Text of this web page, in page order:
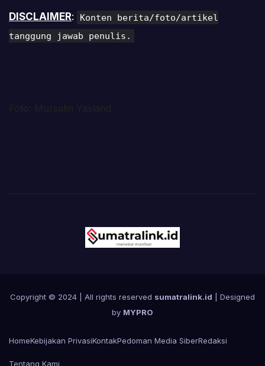
DISCLAIMER:
Konten berita/foto/artikel
tanggung jawab penulis.
Copyright © 2024 | All rights reserved sumatralink.id | Designed
by MYPRO
HomeKebijakan PrivasiKontakPedoman Media SiberRedaksi
Tentang Kami